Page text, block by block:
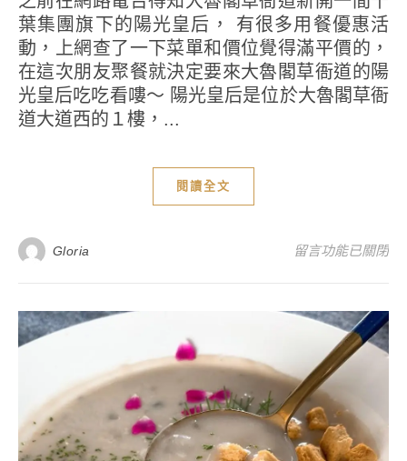
葉集團旗下的陽光皇后， 有很多用餐優惠活
動，上網查了一下菜單和價位覺得滿平價的，
在這次朋友聚餐就決定要來大魯閣草衙道的陽
光皇后吃吃看嘍～ 陽光皇后是位於大魯閣草衙
道大道西的１樓，...
閱讀全文
Gloria 在〈【高雄美食
留言功能已關閉